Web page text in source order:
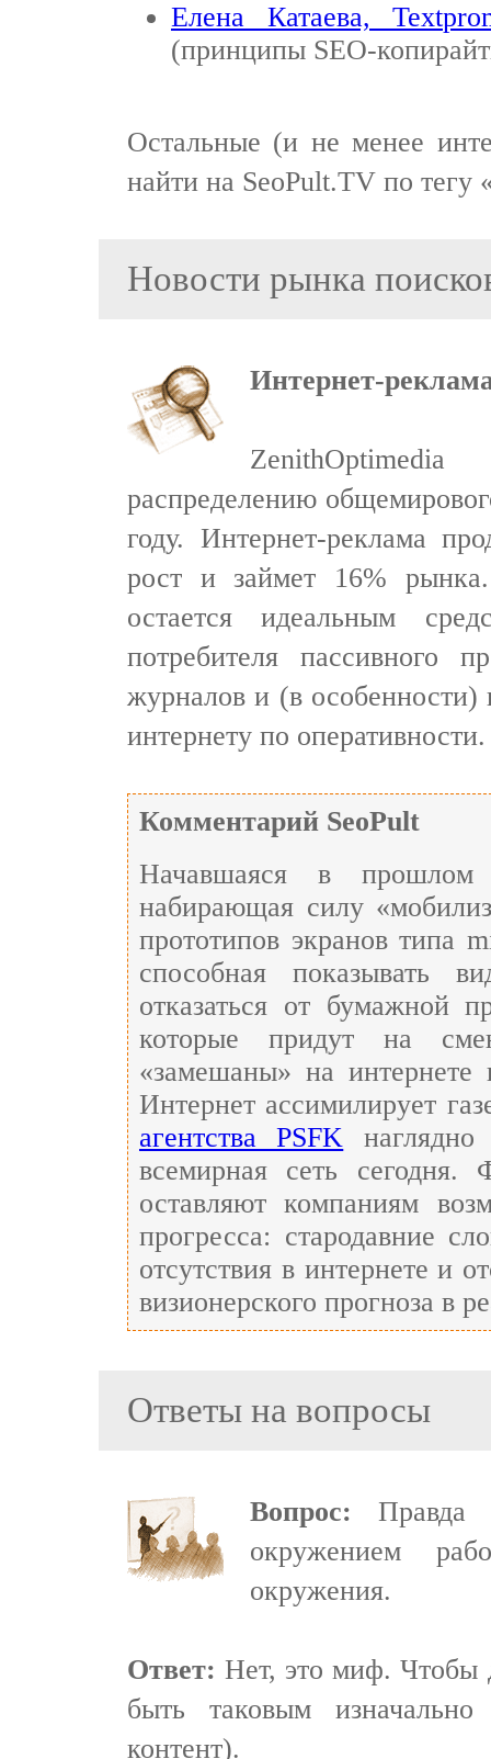
Елена Катаева,
(принципы SEO-
Остальные (и не менее
найти на SeoPult.TV по тегу
Новости рынка
Интернет-
распределению
году. Интернет-реклама
рост и займет 16%
остается идеальным
потребителя пассивного
журналов и (в особенности)
интернету по оперативности.
Комментарий SeoPult
Начавшаяся в прошлом
набирающая силу
прототипов экранов типа
способная показывать
отказаться от
которые придут на
«замешаны» на
Интернет ассимилирует
агентства PSFK
всемирная сеть
оставляют компаниям
прогресса: стародавние
отсутствия в интернете и
визионерского прогноза в
Ответы на вопросы
Вопрос: Правда
окружением
окружения.
Ответ: Нет, это миф. Чтобы
быть таковым
контент).